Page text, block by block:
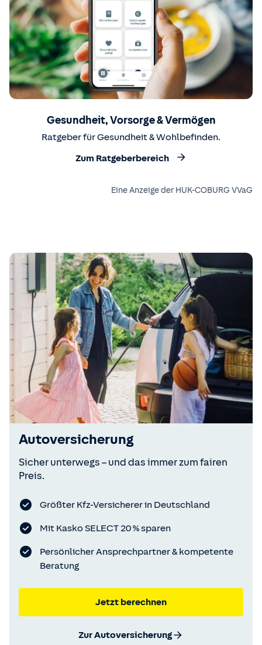
Gesundheit, Vorsorge & Vermögen
Ratgeber für Gesundheit & Wohlbefinden.
Zum Ratgeberbereich
Eine Anzeige der HUK-COBURG VVaG
Autoversicherung
Sicher unterwegs – und das immer zum fairen
Preis.
Größter Kfz-Versicherer in Deutschland
Mit Kasko SELECT 20 % sparen
Persönlicher Ansprechpartner & kompetente
Beratung
Jetzt berechnen
Zur Autoversicherung